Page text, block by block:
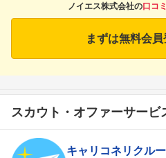
ノイエス株式会社の口コ
まずは無料会員
スカウト・オファーサービ
キャリコネリクル